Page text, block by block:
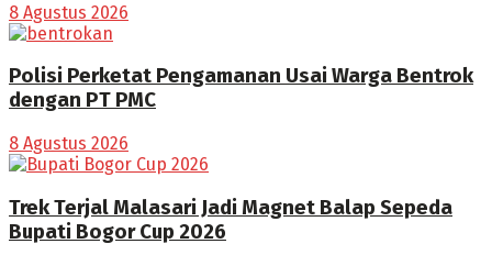
8 Agustus 2026
Polisi Perketat Pengamanan Usai Warga Bentrok
dengan PT PMC
8 Agustus 2026
Trek Terjal Malasari Jadi Magnet Balap Sepeda
Bupati Bogor Cup 2026